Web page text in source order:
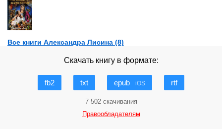
Все книги Александра Лисина (8)
Скачать книгу в формате:
fb2 txt epub iOS rtf
7 502 скачивания
Правообладателям